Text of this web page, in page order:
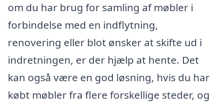
om du har brug for samling af møbler i
forbindelse med en indflytning,
renovering eller blot ønsker at skifte ud i
indretningen, er der hjælp at hente. Det
kan også være en god løsning, hvis du har
købt møbler fra flere forskellige steder, og